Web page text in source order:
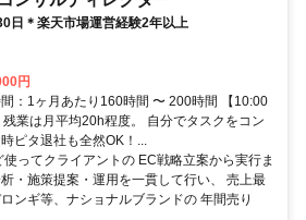
日＊楽天市場運営経験2年以上
円
：1ヶ月あたり160時間 〜 200時間 【10:00
業は月平均20h程度。 自分でタスクをコン
ピタ退社も全然OK！...
ってクライアントの EC戦略立案から実行ま
・施策提案・運用を一貫して行い、 売上最
ンギ等、ナショナルブランドの 年間売り